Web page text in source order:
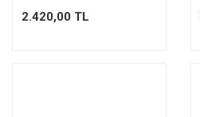
2.420,00 TL